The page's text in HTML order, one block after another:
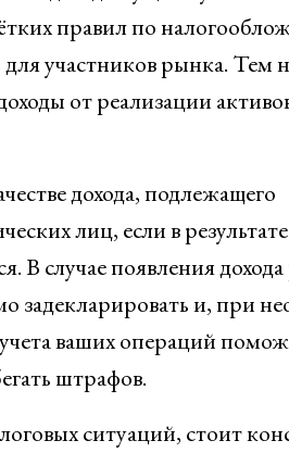
правил по
участников рынка. Тем
от реализации
дохода, подлежащего
лиц, если в
В случае появления
и, при
ваших операций
штрафов.
ситуаций, стоит